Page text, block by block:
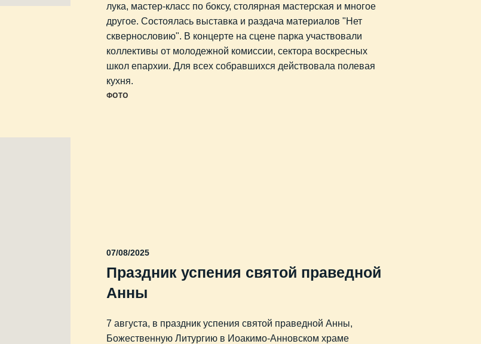
лука, мастер-класс по боксу, столярная мастерская и многое
другое. Состоялась выставка и раздача материалов "Нет
сквернословию". В концерте на сцене парка участвовали
коллективы от молодежной комиссии, сектора воскресных
школ епархии. Для всех собравшихся действовала полевая
кухня.
ФОТО
07/08/2025
Праздник успения святой праведной
Анны
7 августа, в праздник успения святой праведной Анны,
Божественную Литургию в Иоакимо-Анновском храме